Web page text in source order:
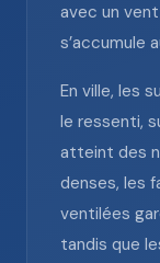
avec un vent
s’accumule
En ville, les
le ressenti,
atteint des
denses, les
ventilées
tandis que